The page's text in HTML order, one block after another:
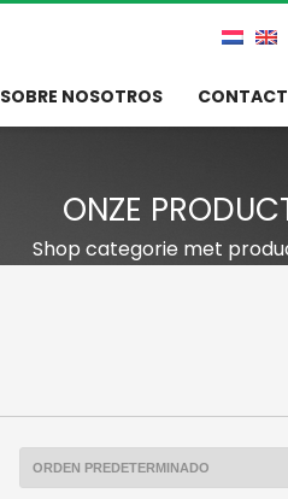
SOBRE NOSOTROS
ONZE
Shop categorie met